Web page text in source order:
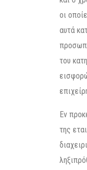
οι
αυτά
του
Εν
της